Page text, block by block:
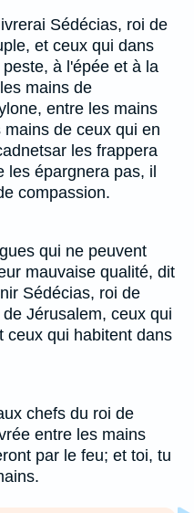
Sédécias, roi de
et ceux qui dans
à l'épée et à la
mains de
entre les mains
de ceux qui en
les frappera
les épargnera pas, il
compassion.
qui ne peuvent
mauvaise qualité, dit
Sédécias, roi de
Jérusalem, ceux qui
ceux qui habitent dans
chefs du roi de
entre les mains
par le feu; et toi, tu